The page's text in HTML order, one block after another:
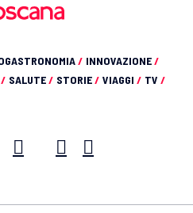
/ INNOVAZIONE/
/ SALUTE/ STORIE/ VIAGGI / TV /